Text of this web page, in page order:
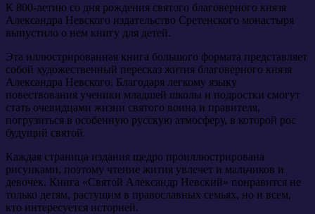
К 800-летию со дня рождения святого благоверного князя
Александра Невского издательство Сретенского монастыря
выпустило о нем книгу для детей.
Эта иллюстрированная книга большого формата представляет
собой художественный пересказ жития благоверного князя
Александра Невского. Благодаря легкому языку
повествования ученики младшей школы и подростки смогут
стать очевидцами жизни святого воина и правителя,
погрузиться в особенную русскую атмосферу, в которой рос
будущий святой.
Каждая страница издания щедро проиллюстрирована
рисунками, поэтому чтение жития увлечет и мальчиков и
девочек. Книга «Святой Александр Невский» понравится не
только детям, растущим в православных семьях, но и всем,
кто интересуется историей.